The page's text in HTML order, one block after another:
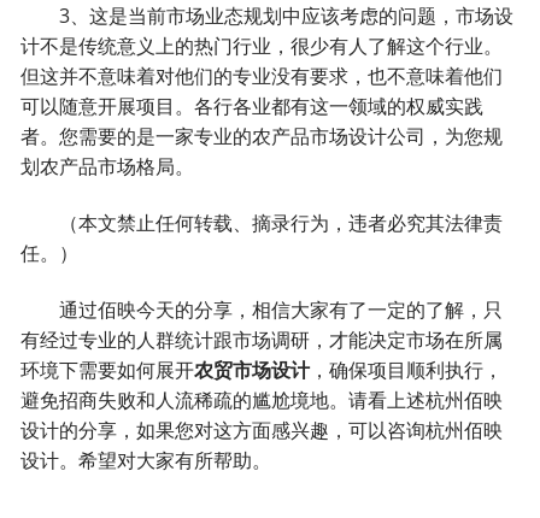
3、这是当前市场业态规划中应该考虑的问题，市场设
计不是传统意义上的热门行业，很少有人了解这个行业。
但这并不意味着对他们的专业没有要求，也不意味着他们
可以随意开展项目。各行各业都有这一领域的权威实践
者。您需要的是一家专业的农产品市场设计公司，为您规
划农产品市场格局。
（本文禁止任何转载、摘录行为，违者必究其法律责
任。）
通过佰映今天的分享，相信大家有了一定的了解，只
有经过专业的人群统计跟市场调研，才能决定市场在所属
环境下需要如何展开农贸市场设计，确保项目顺利执行，
避免招商失败和人流稀疏的尴尬境地。请看上述杭州佰映
设计的分享，如果您对这方面感兴趣，可以咨询杭州佰映
设计。希望对大家有所帮助。